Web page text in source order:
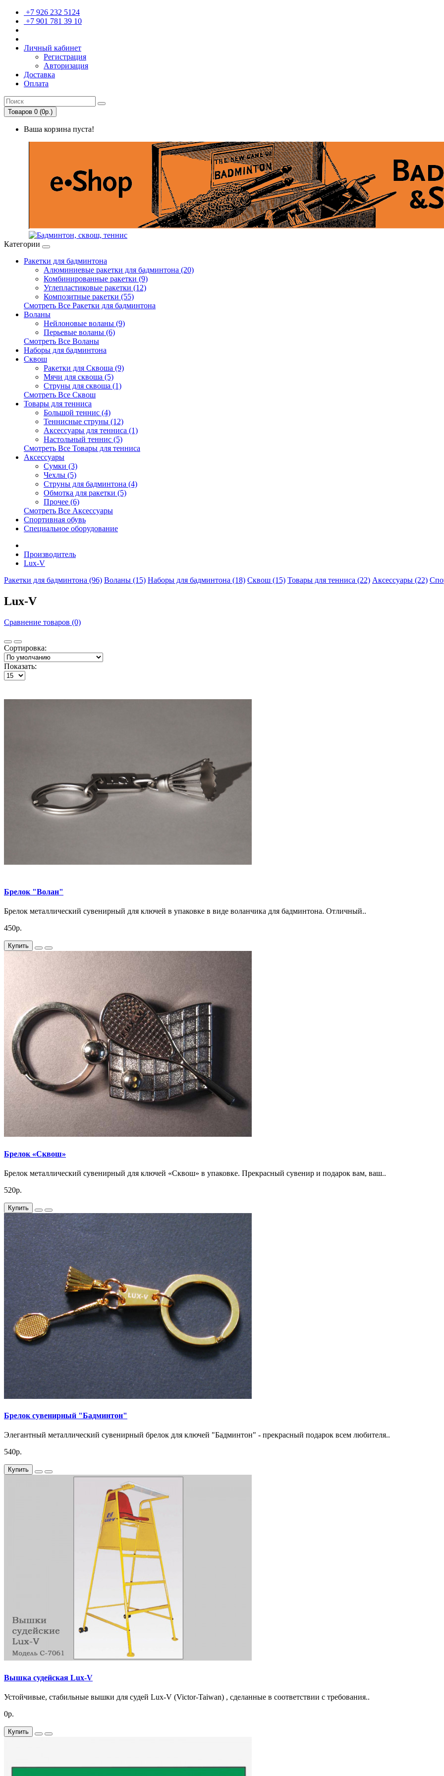
+7 926 232 5124
+7 901 781 39 10
Личный кабинет
Регистрация
Авторизация
Доставка
Оплата
Товаров 0 (0р.)
Ваша корзина пуста!
Категории
Ракетки для бадминтона
Алюминиевые ракетки для бадминтона (20)
Комбинированные ракетки (9)
Углепластиковые ракетки (12)
Композитные ракетки (55)
Смотреть Все Ракетки для бадминтона
Воланы
Нейлоновые воланы (9)
Перьевые воланы (6)
Смотреть Все Воланы
Наборы для бадминтона
Сквош
Ракетки для Сквоша (9)
Мячи для сквоша (5)
Cтруны для сквоша (1)
Смотреть Все Сквош
Товары для тенниса
Большой теннис (4)
Теннисные струны (12)
Аксессуары для тенниса (1)
Настольный теннис (5)
Смотреть Все Товары для тенниса
Аксессуары
Сумки (3)
Чехлы (5)
Струны для бадминтона (4)
Обмотка для ракетки (5)
Прочее (6)
Смотреть Все Аксессуары
Спортивная обувь
Специальное оборудование
Производитель
Lux-V
Ракетки для бадминтона (96) Воланы (15) Наборы для бадминтона (18) Сквош (15) Товары для тенниса (22) Аксессуары (22)
Lux-V
Сравнение товаров (0)
Сортировка:
Показать:
Брелок "Волан"
Брелок металлический сувенирный для ключей в упаковке в виде воланчика для бадминтона. Отличный..
450р.
Купить
Брелок «Сквош»
Брелок металлический сувенирный для ключей «Сквош» в упаковке. Прекрасный сувенир и подарок вам, ваш..
520р.
Купить
Брелок сувенирный "Бадминтон"
Элегантный металлический сувенирный брелок для ключей "Бадминтон" - прекрасный подарок всем любителя..
540р.
Купить
Вышка судейская Lux-V
Устойчивые, стабильные вышки для судей Lux-V (Victor-Taiwan) , сделанные в соответствии с требования..
0р.
Купить